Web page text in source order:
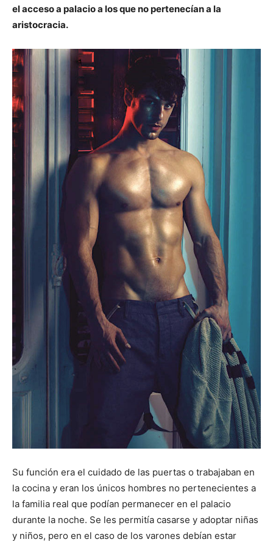
el acceso a palacio a los que no pertenecían a la
aristocracia.
Su función era el cuidado de las puertas o trabajaban en
la cocina y eran los únicos hombres no pertenecientes a
la familia real que podían permanecer en el palacio
durante la noche. Se les permitía casarse y adoptar niñas
y niños, pero en el caso de los varones debían estar